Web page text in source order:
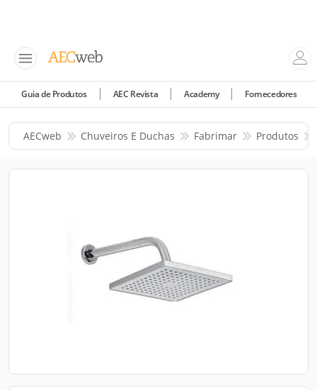
Guia de Produtos AEC Revista Academy Fornecedores
AECweb Chuveiros E Duchas Fabrimar Produtos